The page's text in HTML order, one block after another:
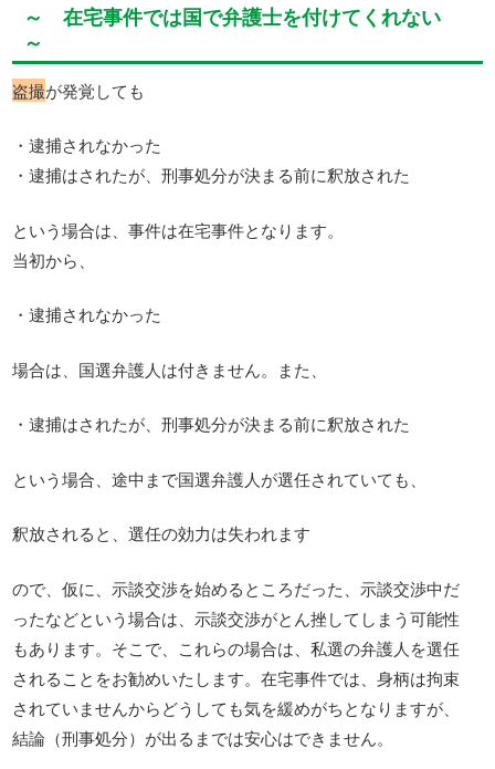
～ 在宅事件では国で弁護士を付けてくれない
～
盗撮が発覚しても
・逮捕されなかった
・逮捕はされたが、刑事処分が決まる前に釈放された
という場合は、事件は在宅事件となります。
当初から、
・逮捕されなかった
場合は、国選弁護人は付きません。また、
・逮捕はされたが、刑事処分が決まる前に釈放された
という場合、途中まで国選弁護人が選任されていても、
釈放されると、選任の効力は失われます
ので、仮に、示談交渉を始めるところだった、示談交渉中だ
ったなどという場合は、示談交渉がとん挫してしまう可能性
もあります。そこで、これらの場合は、私選の弁護人を選任
されることをお勧めいたします。在宅事件では、身柄は拘束
されていませんからどうしても気を緩めがちとなりますが、
結論（刑事処分）が出るまでは安心はできません。